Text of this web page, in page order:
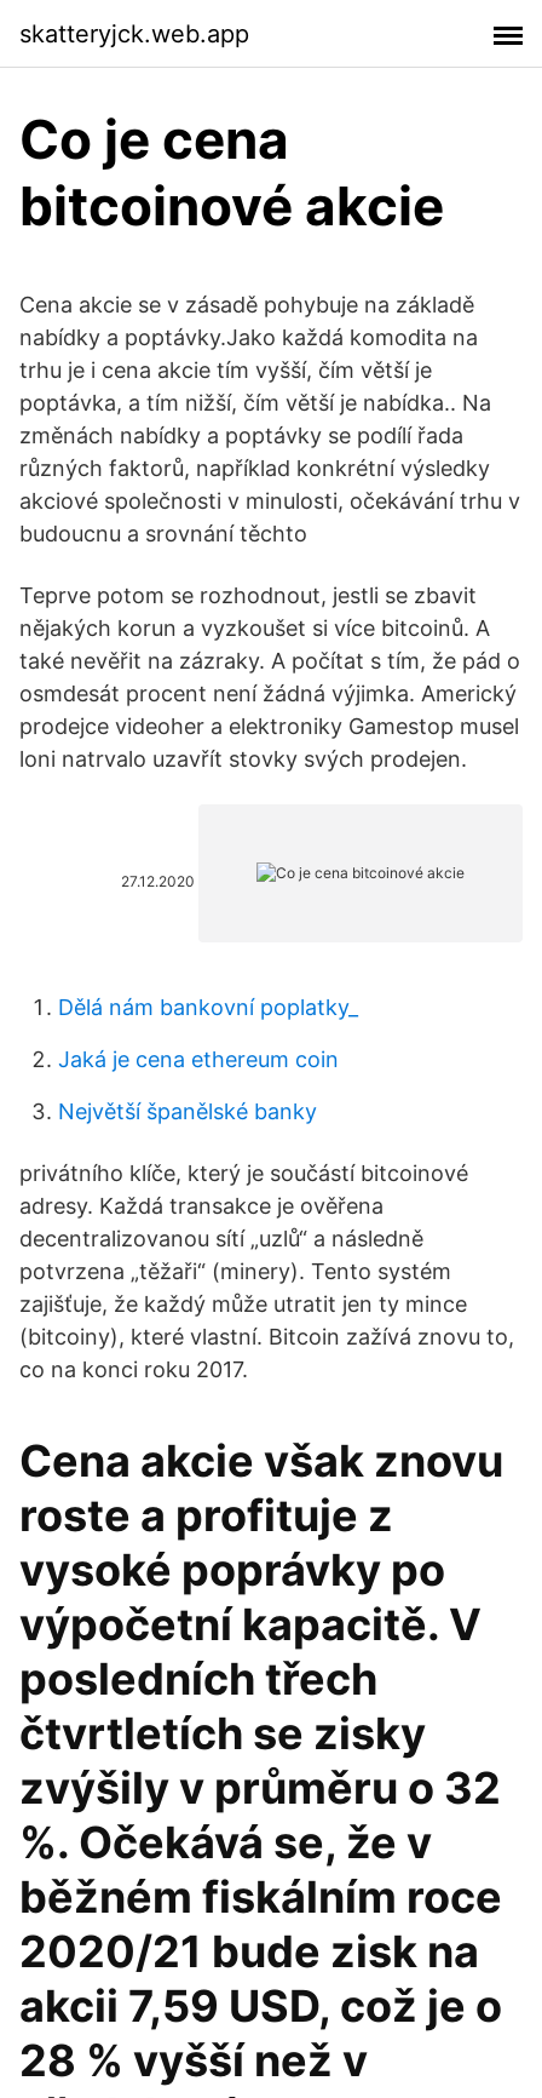
skatteryjck.web.app
Co je cena
bitcoinové akcie
Cena akcie se v zásadě pohybuje na základě
nabídky a poptávky.Jako každá komodita na
trhu je i cena akcie tím vyšší, čím větší je
poptávka, a tím nižší, čím větší je nabídka.. Na
změnách nabídky a poptávky se podílí řada
různých faktorů, například konkrétní výsledky
akciové společnosti v minulosti, očekávání trhu v
budoucnu a srovnání těchto
Teprve potom se rozhodnout, jestli se zbavit
nějakých korun a vyzkoušet si více bitcoinů. A
také nevěřit na zázraky. A počítat s tím, že pád o
osmdesát procent není žádná výjimka. Americký
prodejce videoher a elektroniky Gamestop musel
loni natrvalo uzavřít stovky svých prodejen.
27.12.2020
Dělá nám bankovní poplatky_
Jaká je cena ethereum coin
Největší španělské banky
privátního klíče, který je součástí bitcoinové
adresy. Každá transakce je ověřena
decentralizovanou sítí „uzlů“ a následně
potvrzena „těžaři“ (minery). Tento systém
zajišťuje, že každý může utratit jen ty mince
(bitcoiny), které vlastní. Bitcoin zažívá znovu to,
co na konci roku 2017.
Cena akcie však znovu
roste a profituje z
vysoké poprávky po
výpočetní kapacitě. V
posledních třech
čtvrtletích se zisky
zvýšily v průměru o 32
%. Očekává se, že v
běžném fiskálním roce
2020/21 bude zisk na
akcii 7,59 USD, což je o
28 % vyšší než v